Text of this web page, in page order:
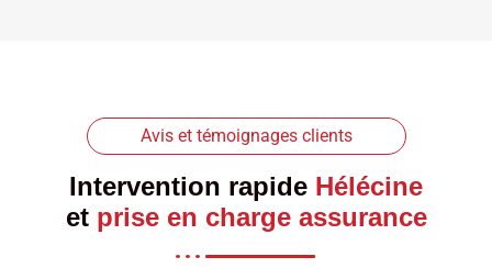
Avis et témoignages clients
Intervention rapide Hélécine
et prise en charge assurance